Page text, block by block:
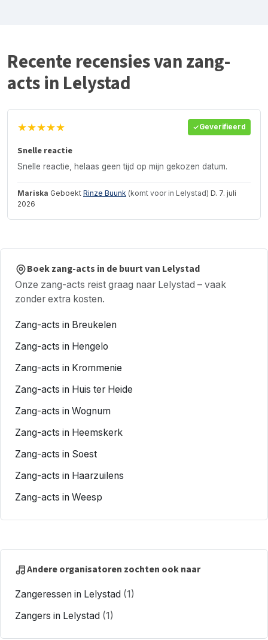
Recente recensies van zang-
acts in Lelystad
★★★★★ Geverifieerd
Snelle reactie
Snelle reactie, helaas geen tijd op mijn gekozen datum.
Mariska Geboekt Rinze Buunk (komt voor in Lelystad) D. 7. juli
2026
Boek zang-acts in de buurt van Lelystad
Onze zang-acts reist graag naar Lelystad – vaak
zonder extra kosten.
Zang-acts in Breukelen
Zang-acts in Hengelo
Zang-acts in Krommenie
Zang-acts in Huis ter Heide
Zang-acts in Wognum
Zang-acts in Heemskerk
Zang-acts in Soest
Zang-acts in Haarzuilens
Zang-acts in Weesp
Andere organisatoren zochten ook naar
Zangeressen in Lelystad (1)
Zangers in Lelystad (1)